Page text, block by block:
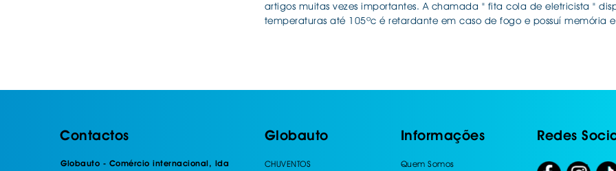
artigos muitas vezes importantes. A chamada " fita cola de eletricista "
temperaturas até 105ºc é retardante em caso de fogo e possuí memória
Contactos
Globauto - Comércio internacional, lda
Globauto
CHUVENTOS
Informações
Quem Somos
Redes